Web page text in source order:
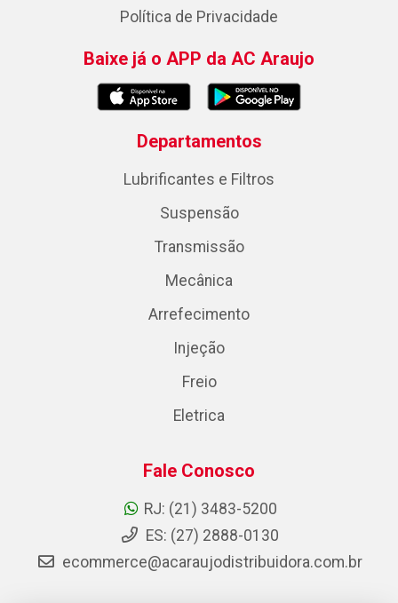
Política de Privacidade
Baixe já o APP da AC Araujo
Departamentos
Lubrificantes e Filtros
Suspensão
Transmissão
Mecânica
Arrefecimento
Injeção
Freio
Eletrica
Fale Conosco
RJ: (21) 3483-5200
ES: (27) 2888-0130
ecommerce@acaraujodistribuidora.com.br